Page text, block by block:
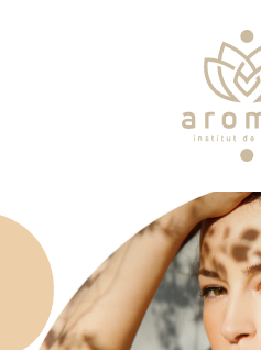
Soins
Je veux faire un bon cadeau
Plan d’accès